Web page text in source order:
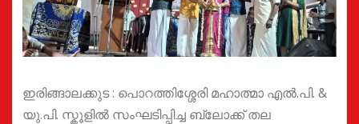
ഇരിങ്ങാലക്കുട : പൊറത്തിശ്ശേരി മഹാത്മാ എൽ.പി. &
യു.പി. സ്കൂളിൽ സംഘടിപ്പിച്ച ബ്ലോക്ക് തല